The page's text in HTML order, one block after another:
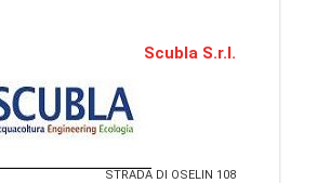
Scubla S.r.l.
STRADA DI OSELIN 108